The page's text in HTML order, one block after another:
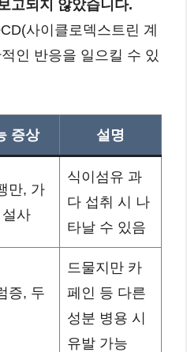
고되지 않았습니다.
사이클로덱스트린 계
인 반응을 일으킬 수 있
증상 설명
만, 가
사
식이섬유 과
다 섭취 시 나
타날 수 있음
증, 두
드물지만 카
페인 등 다른
성분 병용 시
유발 가능